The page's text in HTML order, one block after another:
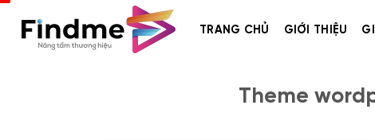
TRANG CHỦ GIỚI THIỆU
Theme